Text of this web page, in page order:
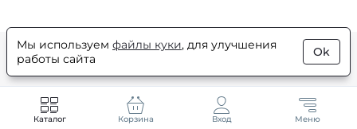
© Orental.ru 2007–2026Интернет-магазин парфюмерии и
косметики
Каталог Корзина Вход Меню
Мы используем файлы куки, для улучшения
работы сайта
Ok